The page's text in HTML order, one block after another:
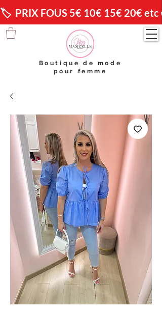
🏷️  PRIX FOUS 5€ 10€ 15€ 20€ etc
Boutique de mode
pour femme